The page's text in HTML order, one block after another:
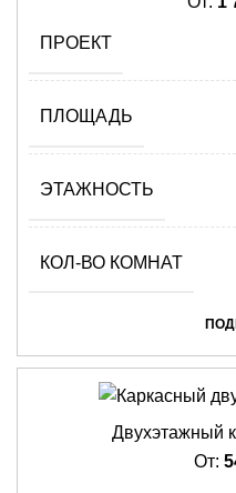
ПРОЕКТ
ПЛОЩАДЬ
ЭТАЖНОСТЬ
КОЛ-ВО КОМНАТ
Двухэтажный
От: